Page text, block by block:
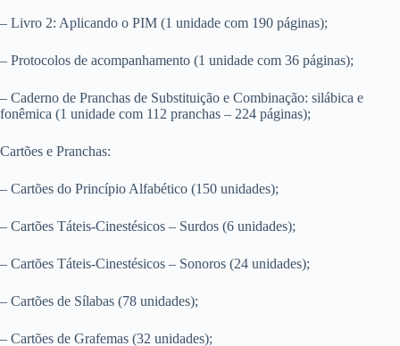
– Livro 2: Aplicando o PIM (1 unidade com 190 páginas);
– Protocolos de acompanhamento (1 unidade com 36 páginas);
– Caderno de Pranchas de Substituição e Combinação: silábica e
fonêmica (1 unidade com 112 pranchas – 224 páginas);
Cartões e Pranchas:
– Cartões do Princípio Alfabético (150 unidades);
– Cartões Táteis-Cinestésicos – Surdos (6 unidades);
– Cartões Táteis-Cinestésicos – Sonoros (24 unidades);
– Cartões de Sílabas (78 unidades);
– Cartões de Grafemas (32 unidades);